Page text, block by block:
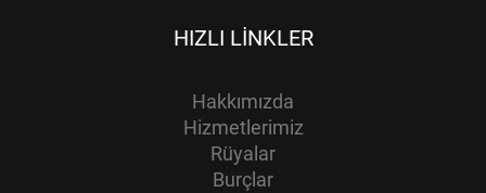
HIZLI LINKLER
Hakkımızda
Hizmetlerimiz
Rüyalar
Burçlar